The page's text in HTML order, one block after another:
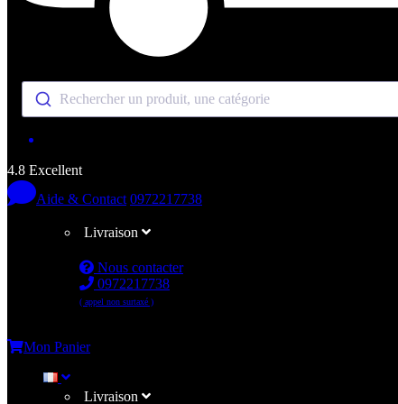
Rechercher un produit, une catégorie
4.8 Excellent
Aide & Contact 0972217738
Livraison
Nous contacter
0972217738
( appel non surtaxé )
Mon Panier
Livraison